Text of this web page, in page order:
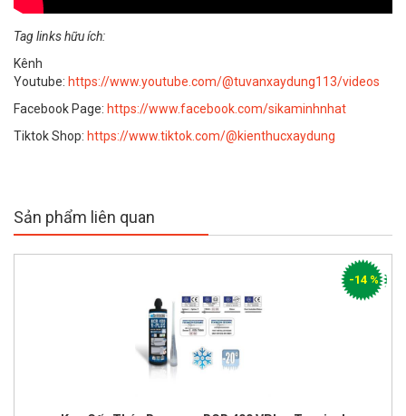
Tag links hữu ích:
Kênh
Youtube: https://www.youtube.com/@tuvanxaydung113/videos
Facebook Page: https://www.facebook.com/sikaminhnhat
Tiktok Shop: https://www.tiktok.com/@kienthucxaydung
Sản phẩm liên quan
-14 %